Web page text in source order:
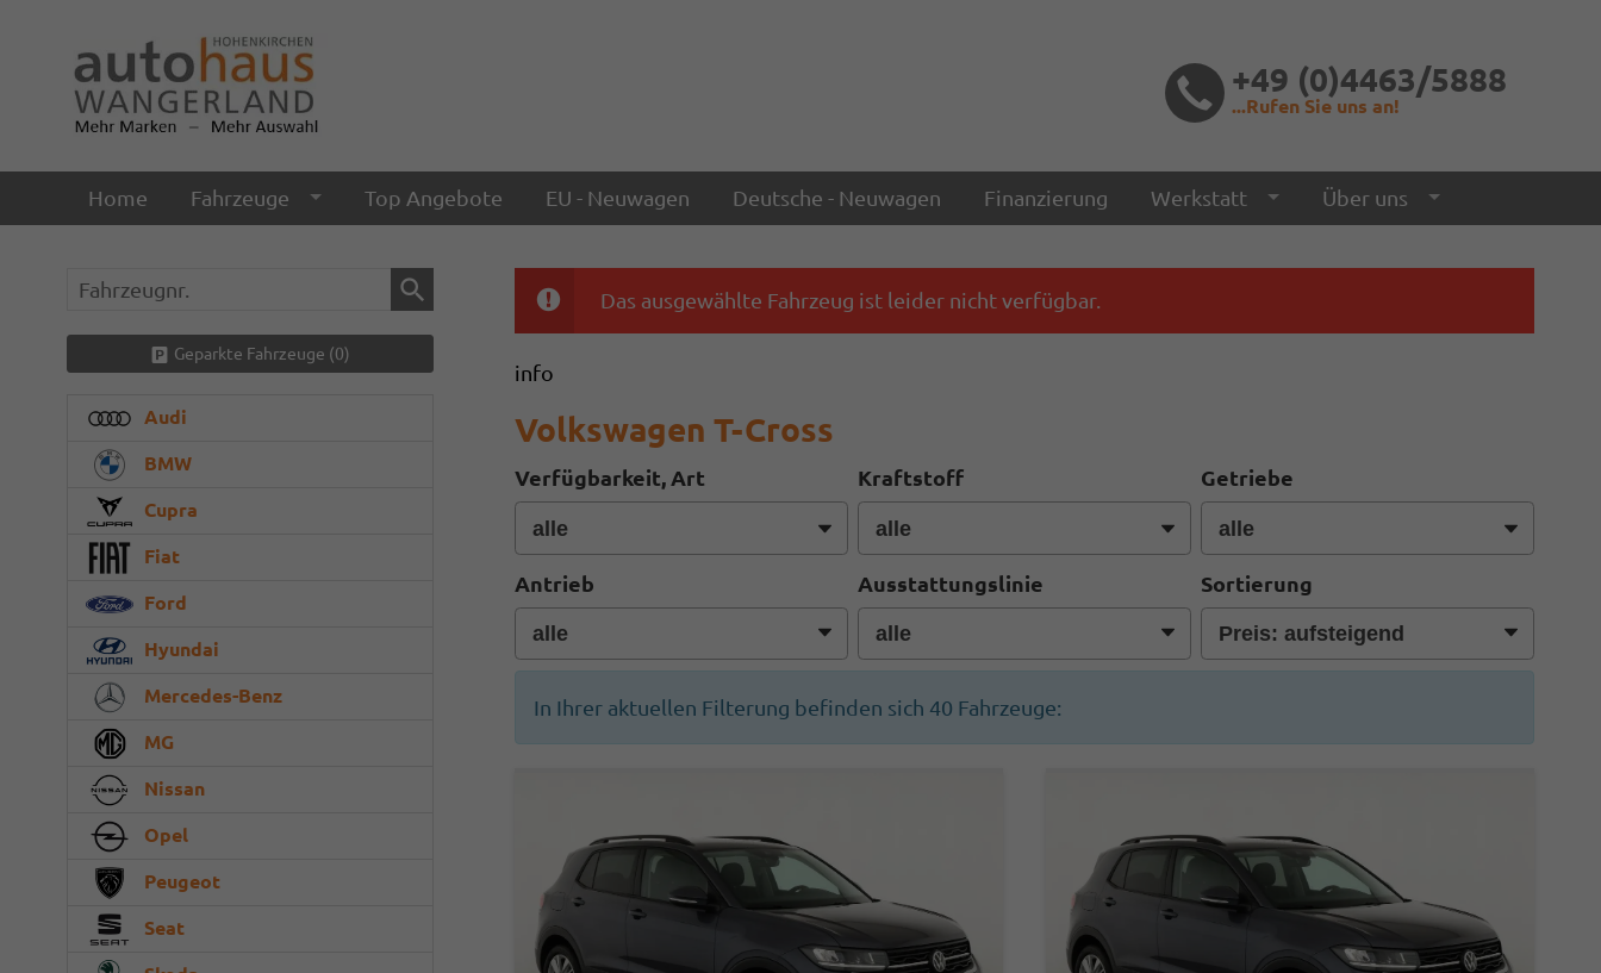
+49 (0)4463/5888
...Rufen Sie uns an!
Home Fahrzeuge Top Angebote EU - Neuwagen Deutsche - Neuwagen Finanzierung Werkstatt Über uns
Das ausgewählte Fahrzeug ist leider nicht verfügbar.
info
Volkswagen T-Cross
Verfügbarkeit, Art Kraftstoff Getriebe
Antrieb Ausstattungslinie Sortierung
In Ihrer aktuellen Filterung befinden sich 40 Fahrzeuge:
Fahrzeugnr.
Geparkte Fahrzeuge (0)
Audi
BMW
Cupra
Fiat
Ford
Hyundai
Mercedes-Benz
MG
Nissan
Opel
Peugeot
Seat